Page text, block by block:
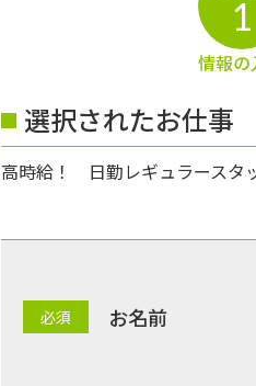
1
情報の
選択されたお仕事
高時給！ 日勤レギュラースタ
お名前